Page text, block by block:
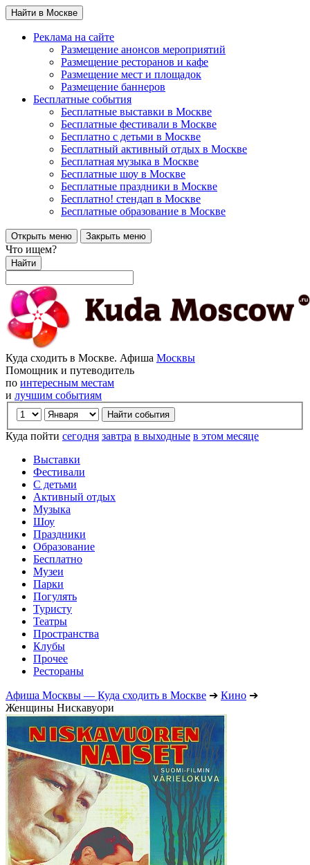
Найти в Москве
Реклама на сайте
Размещение анонсов мероприятий
Размещение ресторанов и кафе
Размещение мест и площадок
Размещение баннеров
Бесплатные события
Бесплатные выставки в Москве
Бесплатные фестивали в Москве
Бесплатно с детьми в Москве
Бесплатный активный отдых в Москве
Бесплатная музыка в Москве
Бесплатные шоу в Москве
Бесплатные праздники в Москве
Бесплатно! стендап в Москве
Бесплатные образование в Москве
Открыть меню Закрыть меню
Что ищем?
Найти
Куда сходить в Москве. Афиша Москвы
Помощник и путеводитель
по интересным местам
и лучшим событиям
Куда пойти сегодня завтра в выходные в этом месяце
Выставки
Фестивали
С детьми
Активный отдых
Музыка
Шоу
Праздники
Образование
Бесплатно
Музеи
Парки
Погулять
Туристу
Театры
Пространства
Клубы
Прочее
Рестораны
Афиша Москвы — Куда сходить в Москве ➔ Кино ➔
Женщины Нискавуори